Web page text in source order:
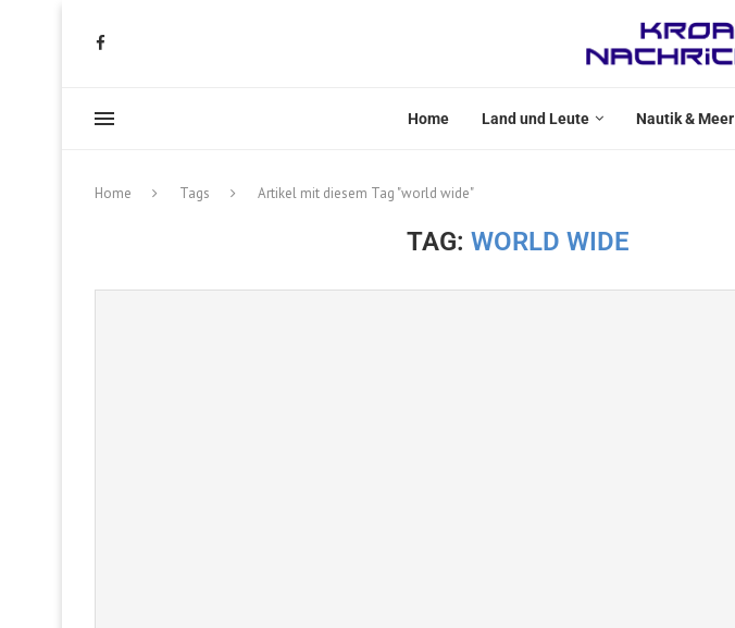
Home Land und Leute Nautik & Meer
Home Tags Artikel mit diesem Tag "world wide"
TAG:WORLD WIDE